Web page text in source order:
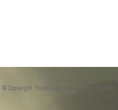
| © Copyright. Todos los derechos reservados. |